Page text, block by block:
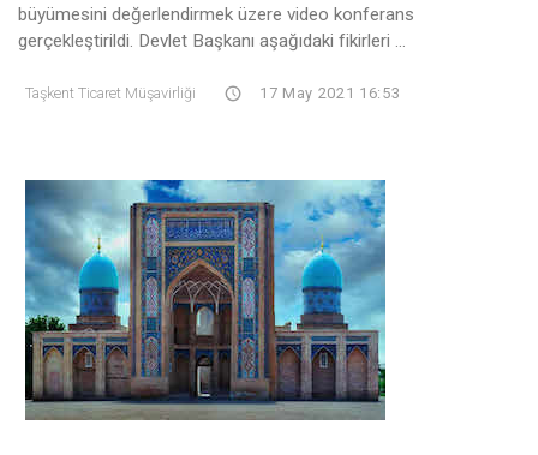
büyümesini değerlendirmek üzere video konferans
gerçekleştirildi. Devlet Başkanı aşağıdaki fikirleri ...
Taşkent Ticaret Müşavirliği 17 May 2021 16:53